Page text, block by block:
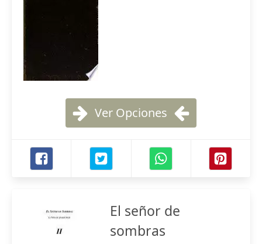
Ver Opciones
El señor de
sombras